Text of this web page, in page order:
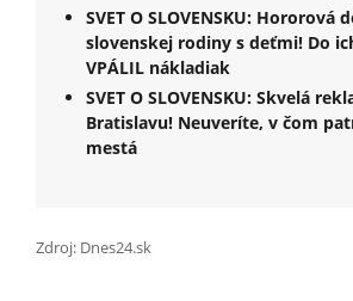
SVET O SLOVENSKU: Hororová
slovenskej rodiny s deťmi! Do
VPÁLIL nákladiak
SVET O SLOVENSKU: Skvelá
Bratislavu! Neuveríte, v čom
mestá
Zdroj: Dnes24.sk